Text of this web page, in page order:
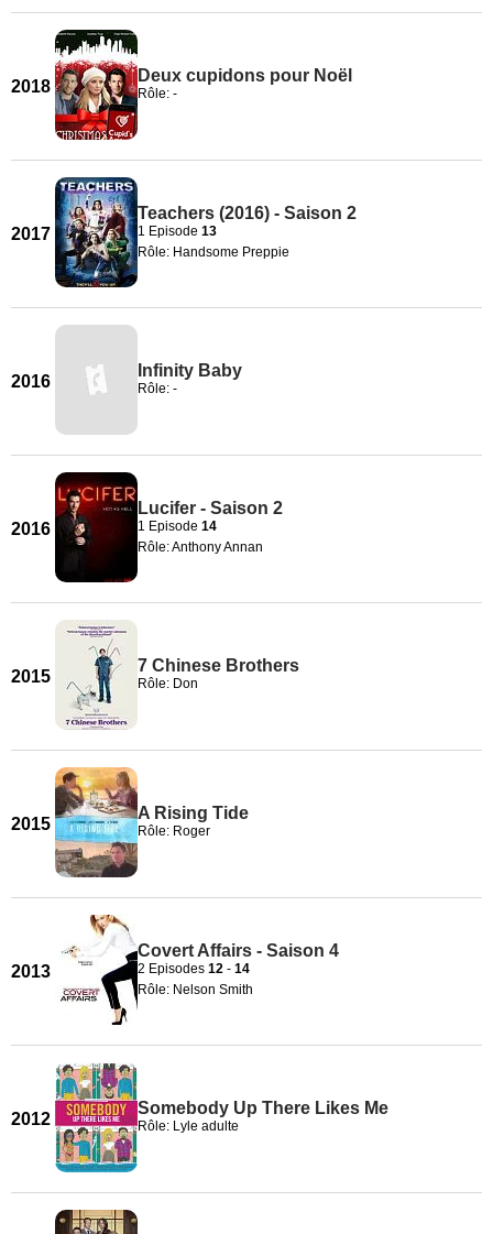
2018
Deux cupidons pour Noël
Rôle: -
2017
Teachers (2016) - Saison 2
1 Episode 13
Rôle: Handsome Preppie
2016
Infinity Baby
Rôle: -
2016
Lucifer - Saison 2
1 Episode 14
Rôle: Anthony Annan
2015
7 Chinese Brothers
Rôle: Don
2015
A Rising Tide
Rôle: Roger
2013
Covert Affairs - Saison 4
2 Episodes 12 - 14
Rôle: Nelson Smith
2012
Somebody Up There Likes Me
Rôle: Lyle adulte